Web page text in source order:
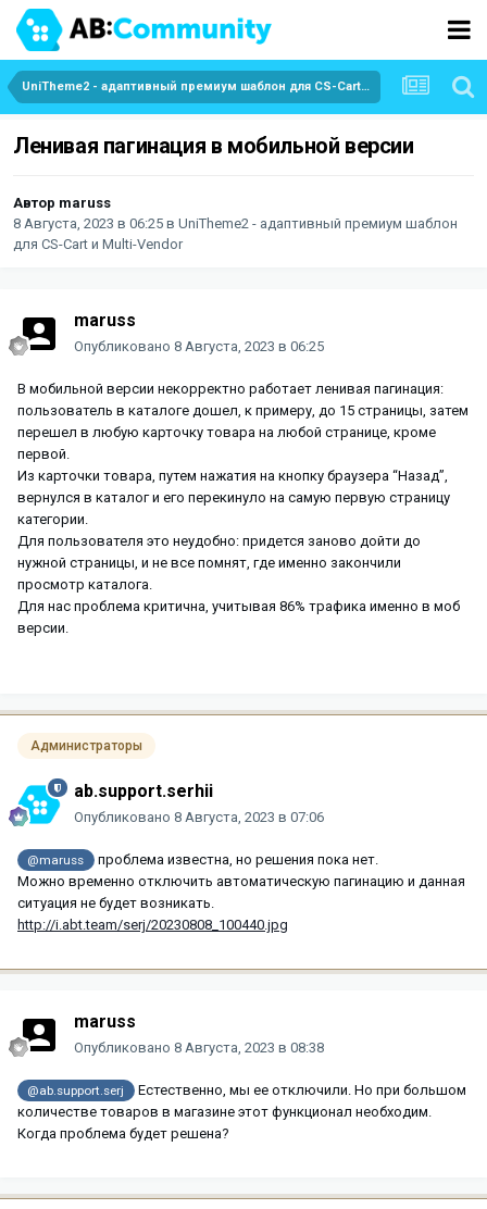
UniTheme2 - адаптивный премиум шаблон для CS-Cart и Multi-Vendor
Ленивая пагинация в мобильной версии
Автор maruss
8 Августа, 2023 в 06:25 в UniTheme2 - адаптивный премиум шаблон
для CS-Cart и Multi-Vendor
maruss
Опубликовано 8 Августа, 2023 в 06:25
В мобильной версии некорректно работает ленивая пагинация:
пользователь в каталоге дошел, к примеру, до 15 страницы, затем
перешел в любую карточку товара на любой странице, кроме
первой.
Из карточки товара, путем нажатия на кнопку браузера “Назад”,
вернулся в каталог и его перекинуло на самую первую страницу
категории.
Для пользователя это неудобно: придется заново дойти до
нужной страницы, и не все помнят, где именно закончили
просмотр каталога.
Для нас проблема критична, учитывая 86% трафика именно в моб
версии.
Администраторы
ab.support.serhii
Опубликовано 8 Августа, 2023 в 07:06
@maruss
проблема известна, но решения пока нет.
Можно временно отключить автоматическую пагинацию и данная
ситуация не будет возникать.
http://i.abt.team/serj/20230808_100440.jpg
maruss
Опубликовано 8 Августа, 2023 в 08:38
@ab.support.serj
Естественно, мы ее отключили. Но при большом
количестве товаров в магазине этот функционал необходим.
Когда проблема будет решена?